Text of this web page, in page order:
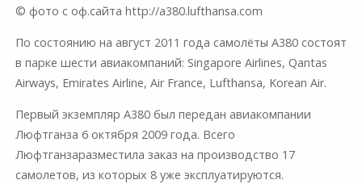
© фото с оф.сайта http://a380.lufthansa.com
По состоянию на август 2011 года самолёты А380 состоят
в парке шести авиакомпаний: Singapore Airlines, Qantas
Airways, Emirates Airline, Air France, Lufthansa, Korean Air.
Первый экземпляр А380 был передан авиакомпании
Люфтганза 6 октября 2009 года. Всего
Люфтганзаразместила заказ на производство 17
самолетов, из которых 8 уже эксплуатируются.